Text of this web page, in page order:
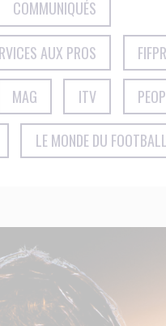
COMMUNIQUÉS
AUX PROS
MAG ITV
LE MONDE DU FOOTBALL